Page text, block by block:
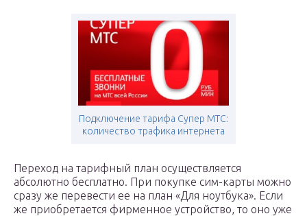
Подключение тарифа Супер МТС:
количество трафика интернета
Переход на тарифный план осуществляется
абсолютно бесплатно. При покупке сим-карты можно
сразу же перевести ее на план «Для ноутбука». Если
же приобретается фирменное устройство, то оно уже